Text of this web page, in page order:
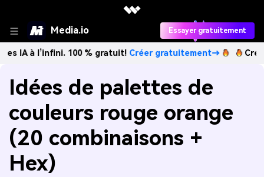
Media.io Essayer gratuitement
100 % gratuit!Créer gratuitement→ Créez des
Idées de palettes de
couleurs rouge orange
(20 combinaisons +
Hex)